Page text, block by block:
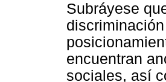
Subráyese
encuentran
sociales, así